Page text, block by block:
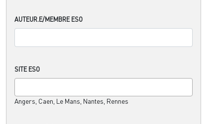
AUTEUR.E/MEMBRE ESO
SITE ESO
Angers, Caen, Le Mans, Nantes, Rennes